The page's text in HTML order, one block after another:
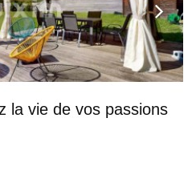
la vie de vos passions